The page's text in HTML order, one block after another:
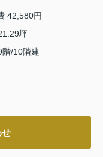
42,580円
坪
階/10階建